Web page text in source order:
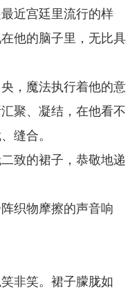
近宫廷里流行的样
他的脑子里，无比具
，魔法执行着他的意
聚、凝结，在他看不
缝合。
致的裙子，恭敬地递
织物摩擦的声音响
非笑。裙子朦胧如